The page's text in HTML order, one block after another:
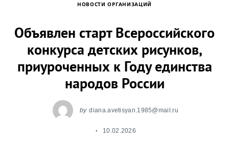
НОВОСТИ ОРГАНИЗАЦИЙ
Объявлен старт Всероссийского
конкурса детских рисунков,
приуроченных к Году единства
народов России
by diana.avetisyan.1985@mail.ru
10.02.2026